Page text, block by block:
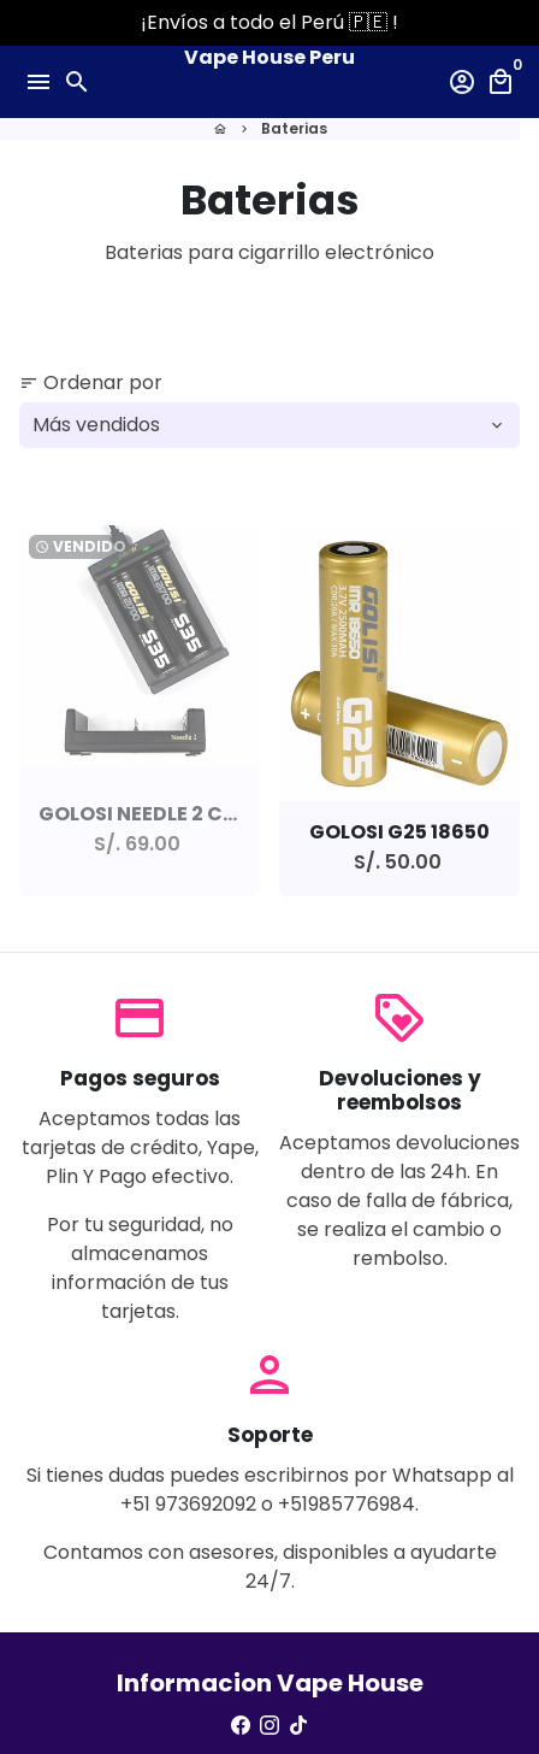
directamente
contenido
¡Envíos a todo el Perú 🇵🇪 !
menu search
Vape House Peru
account_circle local_mall
0
home keyboard_arrow_right Baterias
Baterias
Baterias para cigarrillo electrónico
sort Ordenar por
watch_later VENDIDO
GOLOSI NEEDLE 2 CHARGER
S/. 69.00
GOLOSI G25 18650
S/. 50.00
payment
Pagos seguros
Aceptamos todas las
tarjetas de crédito, Yape,
Plin Y Pago efectivo.
Por tu seguridad, no
almacenamos
información de tus
tarjetas.
loyalty
Devoluciones y
reembolsos
Aceptamos devoluciones
dentro de las 24h. En
caso de falla de fábrica,
se realiza el cambio o
rembolso.
person
Soporte
Si tienes dudas puedes escribirnos por Whatsapp al
+51 973692092 o +51985776984.
Contamos con asesores, disponibles a ayudarte
24/7.
Informacion Vape House